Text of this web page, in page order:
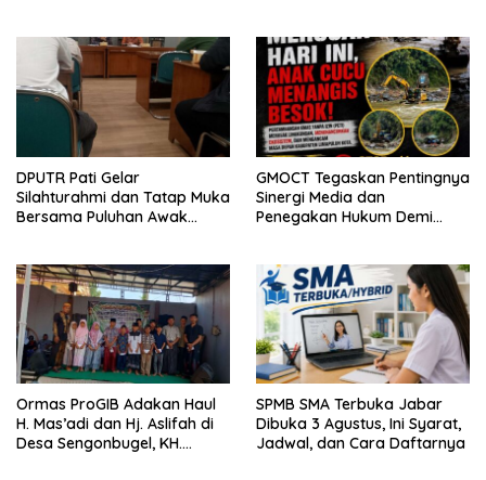
Hukum Sampai Tingkat Pusat
DPUTR Pati Gelar
Silahturahmi dan Tatap Muka
Bersama Puluhan Awak
GMOCT Tegaskan Pentingnya
Sinergi Media dan
Penegakan Hukum Demi
Ormas ProGIB Adakan Haul
H. Mas’adi dan Hj. Aslifah di
Desa Sengonbugel, KH.
SPMB SMA Terbuka Jabar
Dibuka 3 Agustus, Ini Syarat,
Jadwal, dan Cara Daftarnya